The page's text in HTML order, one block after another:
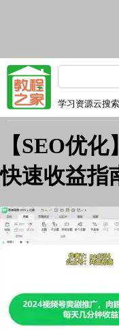
学习资源云搜
【SEO优
快速收益指